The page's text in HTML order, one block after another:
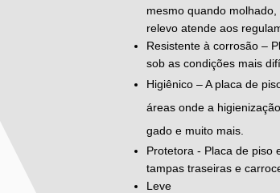
mesmo quando
relevo atende aos
Resistente à corrosão –
sob as condições mais
Higiênico – A placa de
áreas onde a
gado e muito mais.
Protetora - Placa de piso
tampas traseiras e
Leve